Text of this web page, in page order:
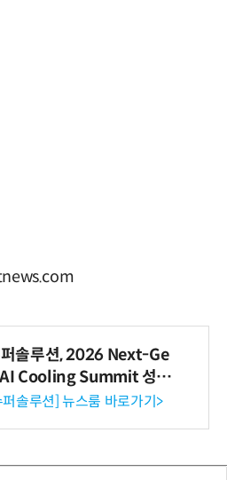
솔루션, 2026 Next-Ge
Cooling Summit 성황
성료
퍼솔루션] 뉴스룸 바로가기>